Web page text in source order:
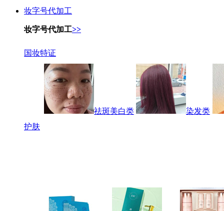
妆字号代加工
妆字号代加工>>
国妆特证
祛斑美白类
染发类
护肤